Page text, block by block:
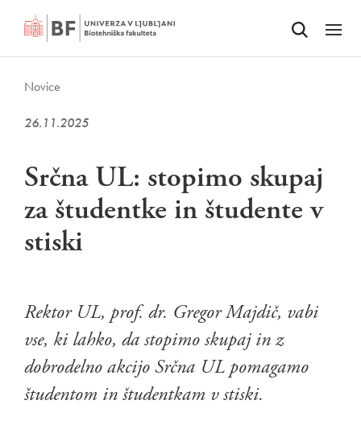
Odpri iskalnik
Odpri
Novice
26.11.2025
Srčna UL: stopimo skupaj
za študentke in študente v
stiski
Rektor UL, prof. dr. Gregor Majdič, vabi
vse, ki lahko, da stopimo skupaj in z
dobrodelno akcijo Srčna UL pomagamo
študentom in študentkam v stiski.